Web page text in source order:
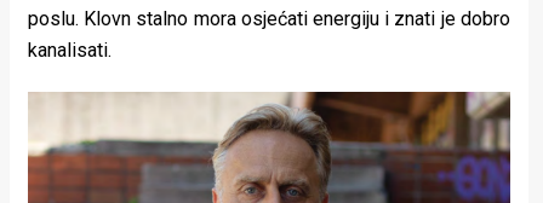
poslu. Klovn stalno mora osjećati energiju i znati je dobro
kanalisati.